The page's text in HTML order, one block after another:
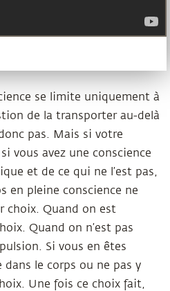
se limite uniquement à
de la transporter au-delà
pas. Mais si votre
vous avez une conscience
et de ce qui ne l’est pas,
en pleine conscience ne
choix. Quand on est
Quand on n’est pas
Si vous en êtes
le corps ou ne pas y
Une fois ce choix fait,